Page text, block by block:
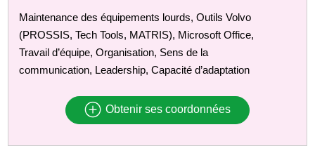
Maintenance des équipements lourds, Outils Volvo
(PROSSIS, Tech Tools, MATRIS), Microsoft Office,
Travail d’équipe, Organisation, Sens de la
communication, Leadership, Capacité d’adaptation
Obtenir ses coordonnées